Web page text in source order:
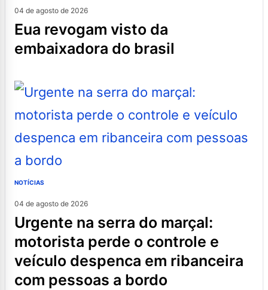
04 de agosto de 2026
eua revogam visto da
embaixadora do brasil
NOTÍCIAS
04 de agosto de 2026
urgente na serra do marçal:
motorista perde o controle e
veículo despenca em ribanceira
com pessoas a bordo